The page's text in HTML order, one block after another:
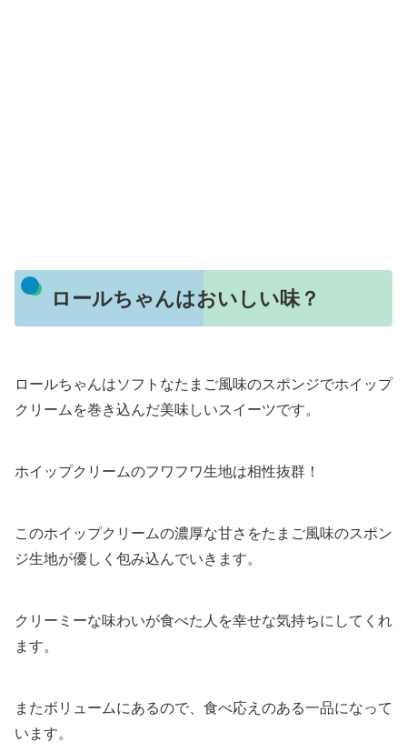
ロールちゃんはおいしい味？
ロールちゃんはソフトなたまご風味のスポンジでホイップ
クリームを巻き込んだ美味しいスイーツです。
ホイップクリームのフワフワ生地は相性抜群！
このホイップクリームの濃厚な甘さをたまご風味のスポン
ジ生地が優しく包み込んでいきます。
クリーミーな味わいが食べた人を幸せな気持ちにしてくれ
ます。
またボリュームにあるので、食べ応えのある一品になって
います。